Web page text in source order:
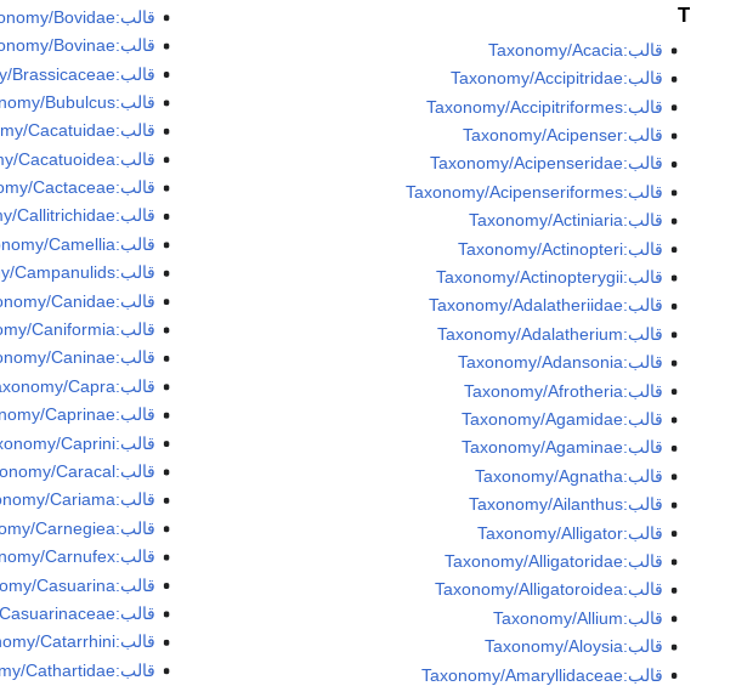
T
قالب:Taxonomy/Acacia
قالب:Taxonomy/Accipitridae
قالب:Taxonomy/Accipitriformes
قالب:Taxonomy/Acipenser
قالب:Taxonomy/Acipenseridae
قالب:Taxonomy/Acipenseriformes
قالب:Taxonomy/Actiniaria
قالب:Taxonomy/Actinopteri
قالب:Taxonomy/Actinopterygii
قالب:Taxonomy/Adalatheriidae
قالب:Taxonomy/Adalatherium
قالب:Taxonomy/Adansonia
قالب:Taxonomy/Afrotheria
قالب:Taxonomy/Agamidae
قالب:Taxonomy/Agaminae
قالب:Taxonomy/Agnatha
قالب:Taxonomy/Ailanthus
قالب:Taxonomy/Alligator
قالب:Taxonomy/Alligatoridae
قالب:Taxonomy/Alligatoroidea
قالب:Taxonomy/Allium
قالب:Taxonomy/Aloysia
قالب:Taxonomy/Amaryllidaceae
قالب:Taxonomy/Bovidae
قالب:Taxonomy/Bovinae
قالب:Taxonomy/Brassicaceae
قالب:Taxonomy/Bubulcus
قالب:Taxonomy/Cacatuidae
قالب:Taxonomy/Cacatuoidea
قالب:Taxonomy/Cactaceae
قالب:Taxonomy/Callitrichidae
قالب:Taxonomy/Camellia
قالب:Taxonomy/Campanulids
قالب:Taxonomy/Canidae
قالب:Taxonomy/Caniformia
قالب:Taxonomy/Caninae
قالب:Taxonomy/Capra
قالب:Taxonomy/Caprinae
قالب:Taxonomy/Caprini
قالب:Taxonomy/Caracal
قالب:Taxonomy/Cariama
قالب:Taxonomy/Carnegiea
قالب:Taxonomy/Carnufex
قالب:Taxonomy/Casuarina
قالب:Taxonomy/Casuarinaceae
قالب:Taxonomy/Catarrhini
قالب:Taxonomy/Cathartidae